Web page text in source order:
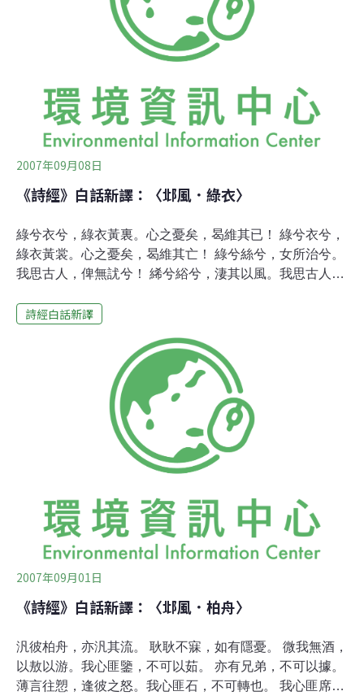
燒。她值得信任，誠懇溫文， 賢慧柔順，處世謹慎。 她常
說：「思念先君」，鼓勵我這寡德人。
2007年09月08日
《詩經》白話新譯：〈邶風．綠衣〉
綠兮衣兮，綠衣黃裏。心之憂矣，曷維其已！ 綠兮衣兮，
綠衣黃裳。心之憂矣，曷維其亡！ 綠兮絲兮，女所治兮。
我思古人，俾無訧兮！ 絺兮綌兮，淒其以風。我思古人，
「絺綌」音同「吃細」。綠衣綠衣，綠衣，綠色外表，黃
涼風又起。 思念妳，亡妻，永在我心裏。
詩經白話新譯
2007年09月01日
《詩經》白話新譯：〈邶風．柏舟〉
汎彼柏舟，亦汎其流。 耿耿不寐，如有隱憂。 微我無酒，
以敖以游。我心匪鑒，不可以茹。 亦有兄弟，不可以據。
薄言往愬，逢彼之怒。我心匪石，不可轉也。 我心匪席，